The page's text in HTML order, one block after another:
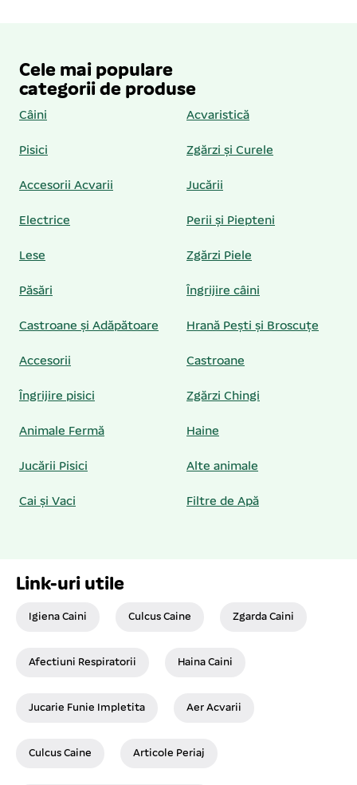
Cele mai populare
categorii de produse
Câini Acvaristică
Pisici Zgărzi și Curele
Accesorii Acvarii Jucării
Electrice Perii și Piepteni
Lese Zgărzi Piele
Păsări Îngrijire câini
Castroane și Adăpătoare Hrană Pești și Broscuțe
Accesorii Castroane
Îngrijire pisici Zgărzi Chingi
Animale Fermă Haine
Jucării Pisici Alte animale
Cai și Vaci Filtre de Apă
Link-uri utile
Igiena Caini Culcus Caine Zgarda Caini
Afectiuni Respiratorii Haina Caini
Jucarie Funie Impletita Aer Acvarii
Culcus Caine Articole Periaj